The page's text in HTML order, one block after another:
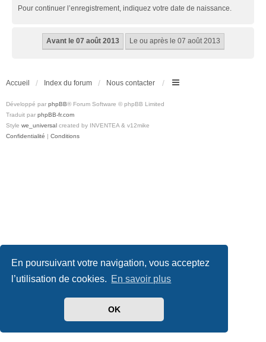
En poursuivant votre navigation, vous acceptez
l’utilisation de cookies. En savoir plus
OK
Pour continuer l’enregistrement, indiquez votre date de naissance.
Accueil Index du forum Nous contacter
Développé par phpBB® Forum Software © phpBB Limited
Traduit par phpBB-fr.com
Style we_universal created by INVENTEA & v12mike
Confidentialité | Conditions